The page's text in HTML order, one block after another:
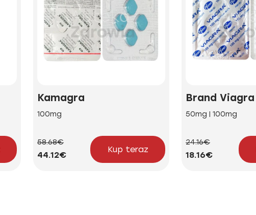
Kamagra
100mg
58.68€
44.12€
Kup teraz
Brand Viagra
50mg | 100mg
24.16€
18.16€